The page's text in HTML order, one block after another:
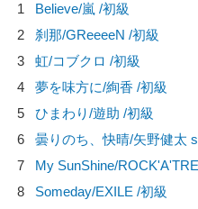
1
Believe/嵐 /初級
2
刹那/GReeeeN /初級
3
虹/コブクロ /初級
4
夢を味方に/絢香 /初級
5
ひまわり/遊助 /初級
6
曇りのち、快晴/矢野健太
7
My SunShine/
8
Someday/EXILE /初級